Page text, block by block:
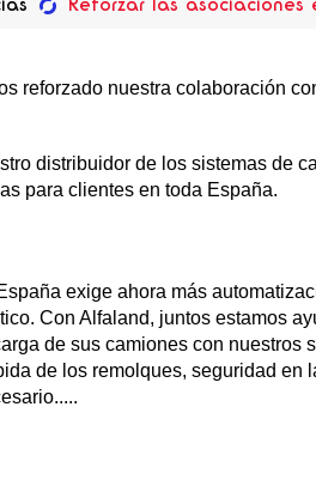
reforzado nuestra colaboración
distribuidor de los sistemas de
para clientes en toda España.
exige ahora más
Con Alfaland, juntos estamos
de sus camiones con nuestros
de los remolques, seguridad en